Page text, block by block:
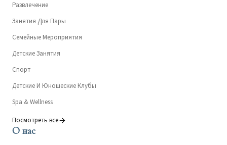
Развлечение
Занятия Для Пары
Семейные Мероприятия
Детские Занятия
Спорт
Детские И Юношеские Клубы
Spa & Wellness
Посмотреть все
О нас